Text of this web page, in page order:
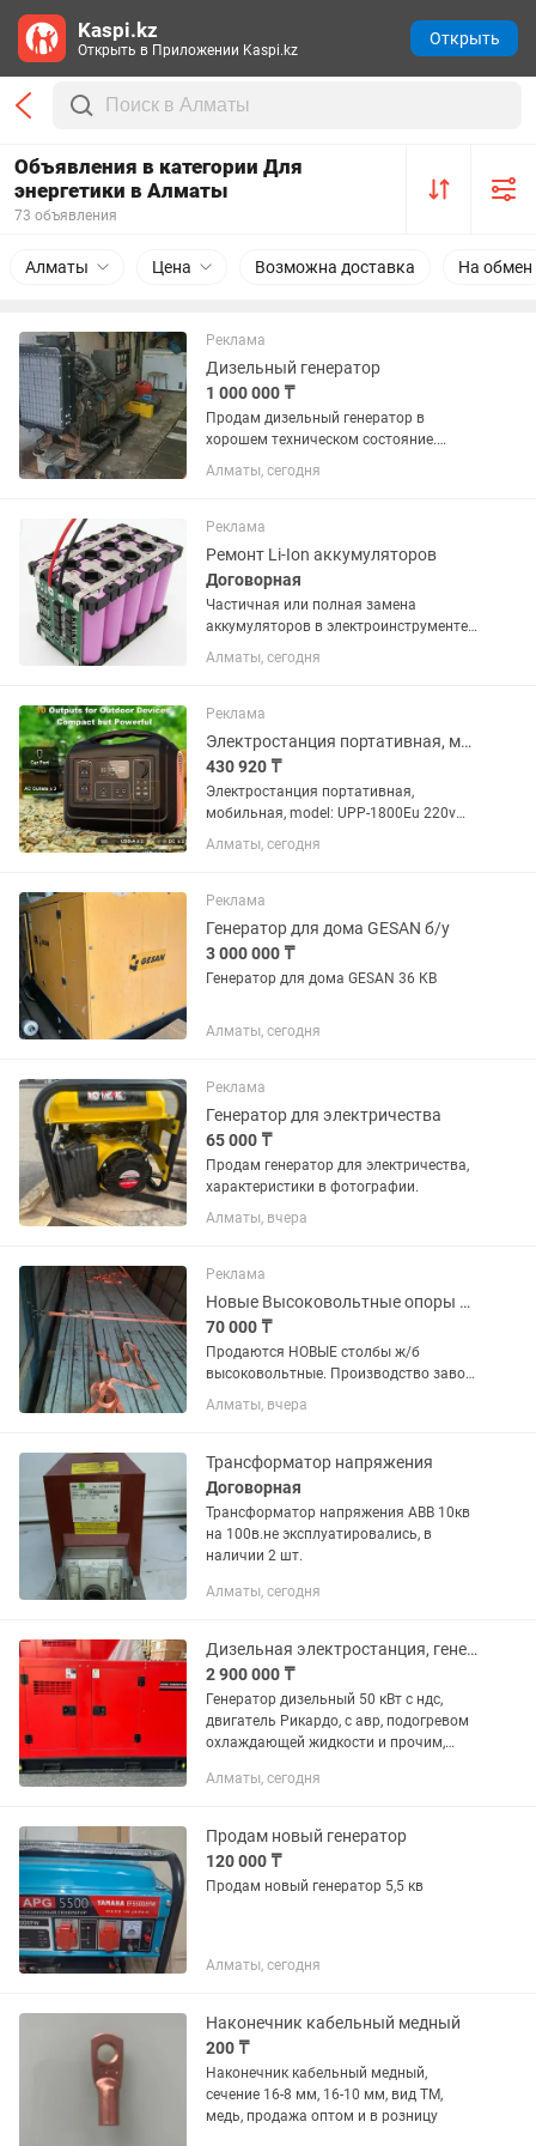
Объявления в категории Для
энергетики в Алматы
73 объявления
Алматы Цена Возможна доставка На обмен
Реклама
Дизельный генератор
1 000 000 ₸
Продам дизельный генератор в
хорошем техническом состояние.
Срочно.
Алматы, сегодня
Реклама
Ремонт Li-Ion аккумуляторов
Договорная
Частичная или полная замена
аккумуляторов в электроинструменте
контактной сваркой. Аккумуляторные
шуруповерты, умные пылесосы, ручные
лобзики, кусторезки,...
Алматы, сегодня
Реклама
Электростанция портативная, мобильная, model UPP-1800Eu 220v 1800w. Вес 15
430 920 ₸
Электростанция портативная,
мобильная, model: UPP-1800Eu 220v
1800w. Вес 15 кг
Алматы, сегодня
Реклама
Генератор для дома GESAN б/у
3 000 000 ₸
Генератор для дома GESAN 36 КВ
Алматы, сегодня
Реклама
Генератор для электричества
65 000 ₸
Продам генератор для электричества,
характеристики в фотографии.
Алматы, вчера
Реклама
Новые Высоковольтные опоры 103-3.5
70 000 ₸
Продаются НОВЫЕ столбы ж/б
высоковольтные. Производство завод
г. Талдыкорган: 1. Стойки
вибрированные ж/б СВ 105-3,5 — 85
вибрированные ж/б СВ 95-2,0 — 70 000
тг...
Алматы, вчера
Трансформатор напряжения
Договорная
Трансформатор напряжения АВВ 10кв
на 100в.не эксплуатировались, в
наличии 2 шт.
Алматы, сегодня
Дизельная электростанция, генератор, Дгу 50 кВт
2 900 000 ₸
Генератор дизельный 50 кВт с ндс,
двигатель Рикардо, с авр, подогревом
охлаждающей жидкости и прочим,
Алматы, сегодня
Продам новый генератор
120 000 ₸
Продам новый генератор 5,5 кв
Алматы, сегодня
Наконечник кабельный медный
200 ₸
Наконечник кабельный медный,
сечение 16-8 мм, 16-10 мм, вид ТМ,
медь, продажа оптом и в розницу
Kaspi.kz
Открыть в Приложении Kaspi.kz
Открыть